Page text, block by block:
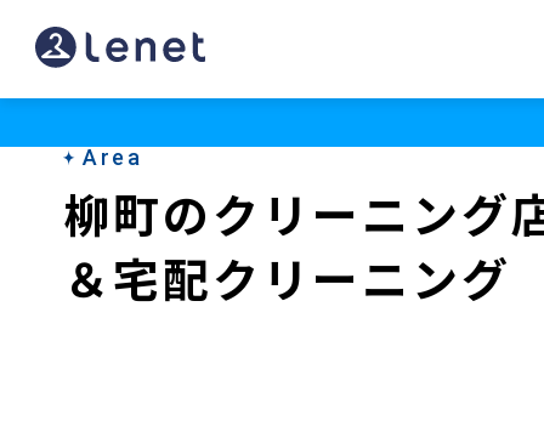
柳
町
Area
柳町のクリーニング
＆宅配クリーニング